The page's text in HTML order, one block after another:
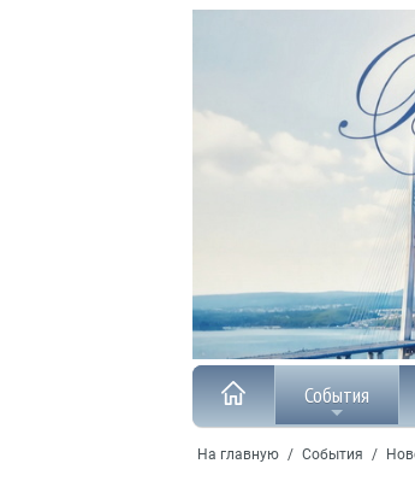
События
На главную / События /